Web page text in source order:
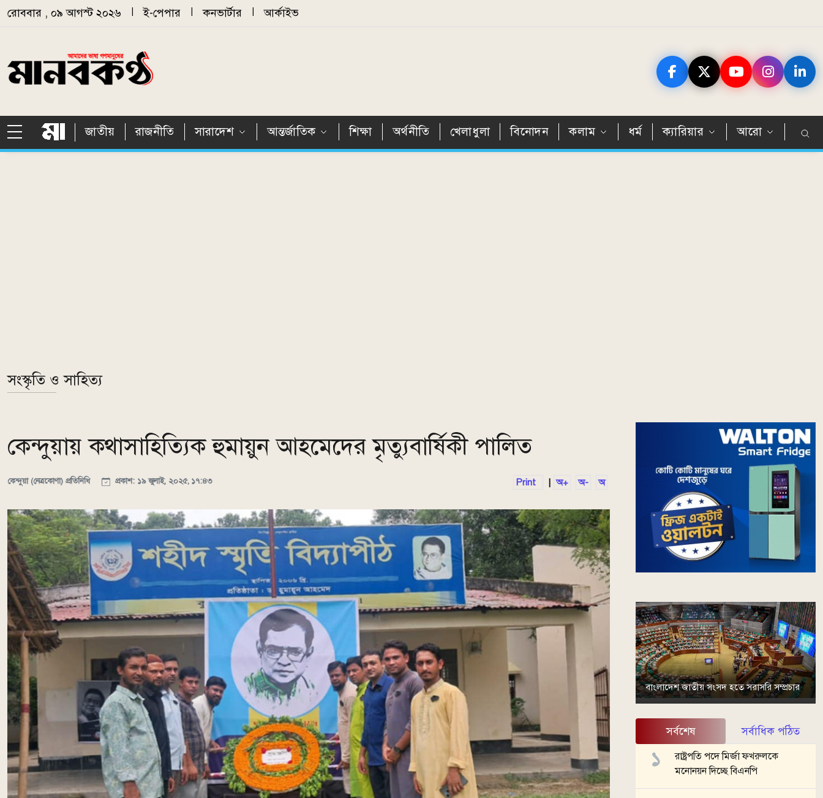
Skip to main content
রোববার , ০৯ আগস্ট ২০২৬ ই-পেপার কনভার্টার আর্কাইভ
জাতীয় রাজনীতি সারাদেশ আন্তর্জাতিক শিক্ষা অর্থনীতি খেলাধুলা বিনোদন কলাম ধর্ম ক্যারিয়ার আরো
সংস্কৃতি ও সাহিত্য
কেন্দুয়ায় কথাসাহিত্যিক হুমায়ুন আহমেদের মৃত্যুবার্ষিকী পালিত
কেন্দুয়া (নেত্রকোণা) প্রতিনিধি প্রকাশ: ১৯ জুলাই, ২০২৫, ১৭:৪৩ Print অ+ অ- অ
বাংলাদেশ জাতীয় সংসদ হতে সরাসরি সম্প্রচার
সর্বশেষ সর্বাধিক পঠিত
রাষ্ট্রপতি পদে মির্জা ফখরুলকে
মনোনয়ন দিচ্ছে বিএনপি